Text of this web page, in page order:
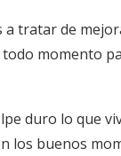
tratar de
momento
duro lo que
los buenos